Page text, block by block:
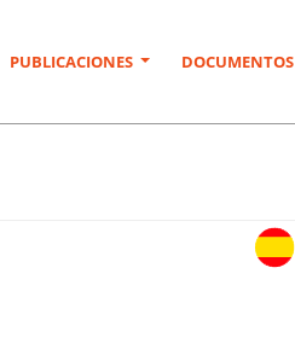
PUBLICACIONES DOCUMENTOS